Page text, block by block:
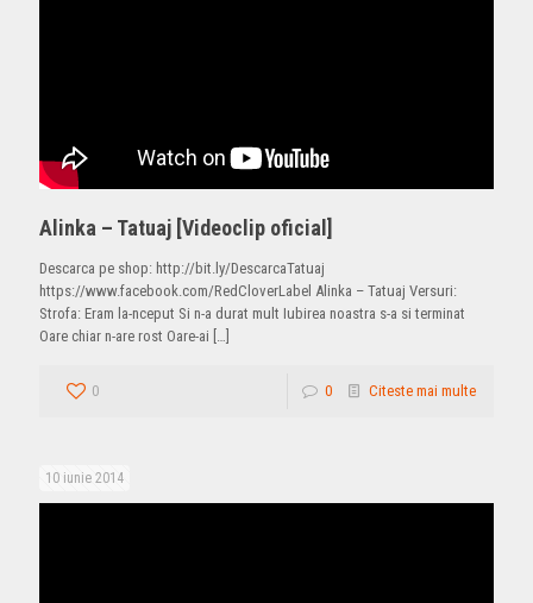
Alinka – Tatuaj [Videoclip oficial]
Descarca pe shop: http://bit.ly/DescarcaTatuaj
https://www.facebook.com/RedCloverLabel Alinka – Tatuaj Versuri:
Strofa: Eram la-nceput Si n-a durat mult Iubirea noastra s-a si terminat
Oare chiar n-are rost Oare-ai
0 0 Citeste mai multe
10 iunie 2014